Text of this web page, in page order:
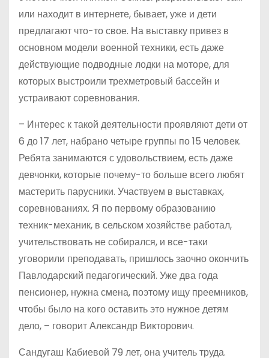
или находит в интернете, бывает, уже и дети
предлагают что-то свое. На выставку привез в
основном модели военной техники, есть даже
действующие подводные лодки на моторе, для
которых выстроили трехметровый бассейн и
устраивают соревнования.
– Интерес к такой деятельности проявляют дети от
6 до 17 лет, набрано четыре группы по 15 человек.
Ребята занимаются с удовольствием, есть даже
девчонки, которые почему-то больше всего любят
мастерить парусники. Участвуем в выставках,
соревнованиях. Я по первому образованию
техник-механик, в сельском хозяйстве работал,
учительствовать не собирался, и все-таки
уговорили преподавать, пришлось заочно окончить
Павлодарский педагогический. Уже два года
пенсионер, нужна смена, поэтому ищу преемников,
чтобы было на кого оставить это нужное детям
дело, – говорит Александр Викторович.
Сандугаш Кабиевой 79 лет, она учитель труда.